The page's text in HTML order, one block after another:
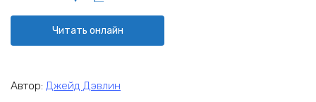
Читать онлайн
Автор: Джейд Дэвлин